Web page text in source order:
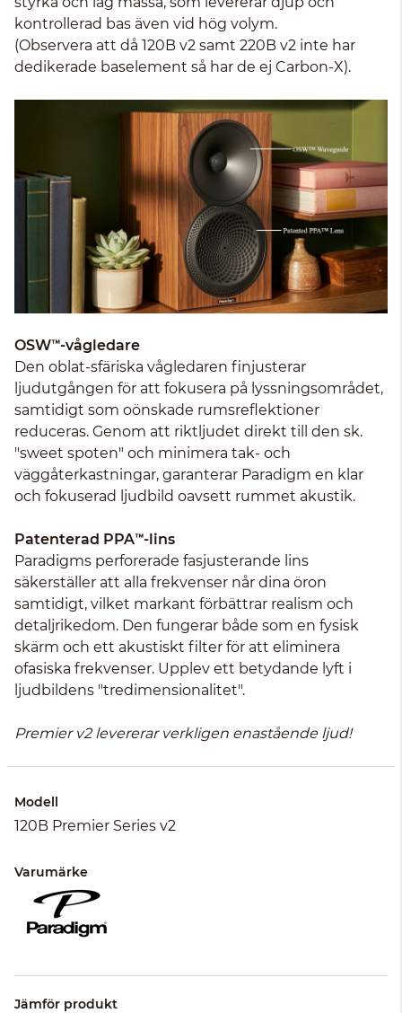
kontrollerad bas även vid hög volym.
(Observera att då 120B v2 samt 220B v2 inte har
dedikerade baselement så har de ej Carbon-X).
OSW™-vågledare
Den oblat-sfäriska vågledaren finjusterar
ljudutgången för att fokusera på lyssningsområdet,
samtidigt som oönskade rumsreflektioner
reduceras. Genom att riktljudet direkt till den sk.
"sweet spoten" och minimera tak- och
väggåterkastningar, garanterar Paradigm en klar
och fokuserad ljudbild oavsett rummet akustik.
Patenterad PPA™-lins
Paradigms perforerade fasjusterande lins
säkerställer att alla frekvenser når dina öron
samtidigt, vilket markant förbättrar realism och
detaljrikedom. Den fungerar både som en fysisk
skärm och ett akustiskt filter för att eliminera
ofasiska frekvenser. Upplev ett betydande lyft i
ljudbildens "tredimensionalitet".
Premier v2 levererar verkligen enastående ljud!
Modell
120B Premier Series v2
Varumärke
Jämför produkt